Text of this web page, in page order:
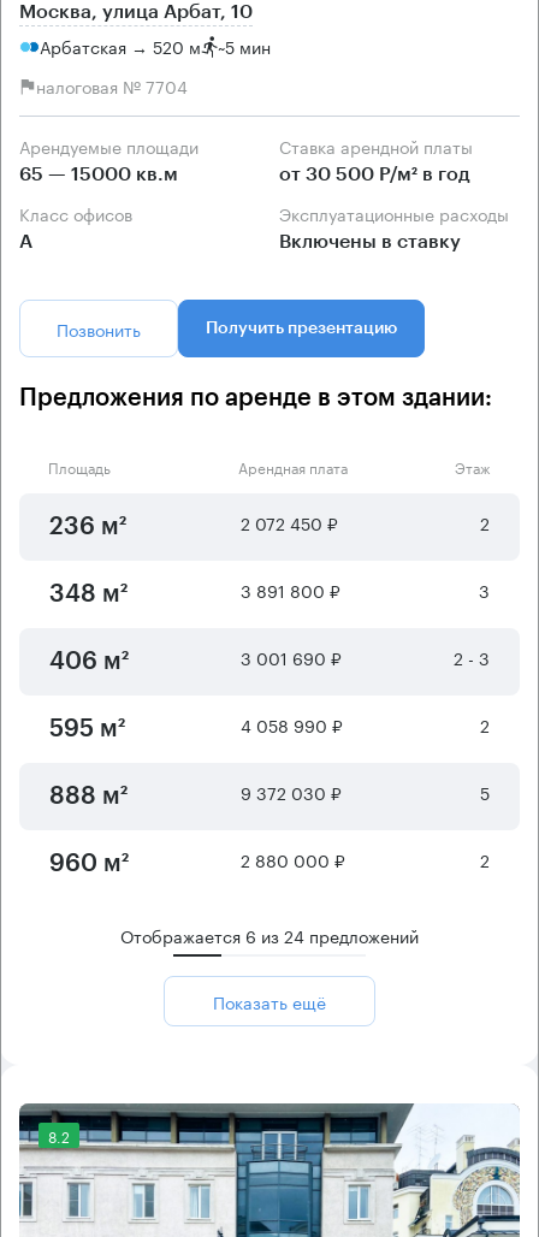
Москва, улица Арбат, 10
Арбатская → 520 м ~5 мин
налоговая № 7704
Арендуемые площади
65 — 15000 кв.м
Ставка арендной платы
от 30 500 Р/м² в год
Класс офисов
А
Эксплуатационные расходы
Включены в ставку
Позвонить Получить презентацию
Предложения по аренде в этом здании:
Площадь Арендная плата Этаж
236 м² 2 072 450 ₽ 2
348 м² 3 891 800 ₽ 3
406 м² 3 001 690 ₽ 2 - 3
595 м² 4 058 990 ₽ 2
888 м² 9 372 030 ₽ 5
960 м² 2 880 000 ₽ 2
Отображается 6 из24 предложений
Показать ещё
8.2